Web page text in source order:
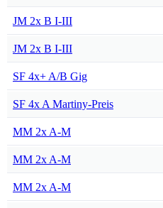
JM 2x B I-III
JM 2x B I-III
SF 4x+ A/B Gig
SF 4x A Martiny-Preis
MM 2x A-M
MM 2x A-M
MM 2x A-M